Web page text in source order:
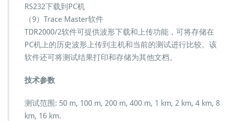
RS232下载到PC机
（9）Trace Master软件
TDR2000/2软件可提供波形下载和上传功能，可将存储在
PC机上的历史波形上传到主机和当前的测试进行比较。该
软件还可将测试结果打印和存储为其他文档。
技术参数
测试范围: 50 m, 100 m, 200 m, 400 m, 1 km, 2 km, 4 km, 8
km, 16 km.